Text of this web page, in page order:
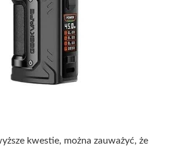
kwestie, można zauważyć, że